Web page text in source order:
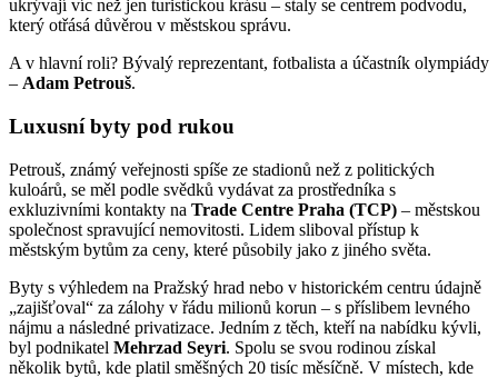
ukrývají víc než jen turistickou krásu – staly se centrem podvodu,
který otřásá důvěrou v městskou správu.
A v hlavní roli? Bývalý reprezentant, fotbalista a účastník olympiády
– Adam Petrouš.
Luxusní byty pod rukou
Petrouš, známý veřejnosti spíše ze stadionů než z politických
kuloárů, se měl podle svědků vydávat za prostředníka s
exkluzivními kontakty na Trade Centre Praha (TCP) – městskou
společnost spravující nemovitosti. Lidem sliboval přístup k
městským bytům za ceny, které působily jako z jiného světa.
Byty s výhledem na Pražský hrad nebo v historickém centru údajně
„zajišťoval“ za zálohy v řádu milionů korun – s příslibem levného
nájmu a následné privatizace. Jedním z těch, kteří na nabídku kývli,
byl podnikatel Mehrzad Seyri. Spolu se svou rodinou získal
několik bytů, kde platil směšných 20 tisíc měsíčně. V místech, kde